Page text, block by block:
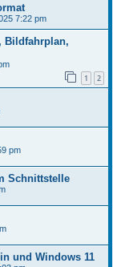
7:22 pm
Bildfahrplan,
1 2
pm
Schnittstelle
und Windows 11